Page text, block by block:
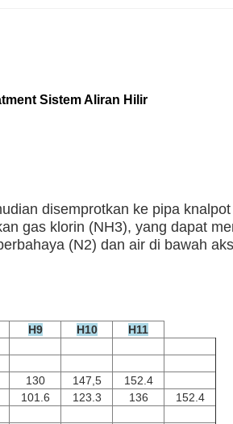
Sistem Aliran Hilir
disemprotkan ke pipa
gas klorin (NH3), yang dapat
(N2) dan air di bawah
H9 H10
H11
130 147,5
152.4
101.6 123.3 136
152.4